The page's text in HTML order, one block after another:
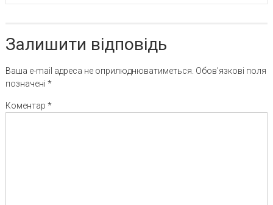
Залишити відповідь
Ваша e-mail адреса не оприлюднюватиметься. Обов’язкові поля
позначені *
Коментар *